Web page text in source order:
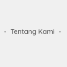
Tentang Kami